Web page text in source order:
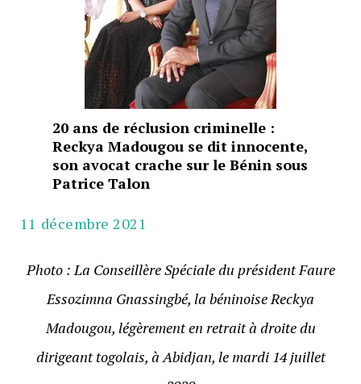
20 ans de réclusion criminelle :
Reckya Madougou se dit innocente,
son avocat crache sur le Bénin sous
Patrice Talon
11 décembre 2021
Photo : La Conseillère Spéciale du président Faure
Essozimna Gnassingbé, la béninoise Reckya
Madougou, légèrement en retrait à droite du
dirigeanttogolais, à Abidjan, le mardi 14 juillet